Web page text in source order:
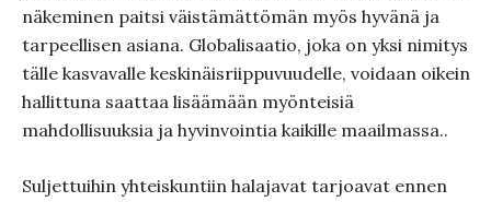
näkeminen paitsi väistämättömän myös hyvänä ja
tarpeellisen asiana. Globalisaatio, joka on yksi nimitys
tälle kasvavalle keskinäisriippuvuudelle, voidaan oikein
hallittuna saattaa lisäämään myönteisiä
mahdollisuuksia ja hyvinvointia kaikille maailmassa..
Suljettuihin yhteiskuntiin halajavat tarjoavat ennen